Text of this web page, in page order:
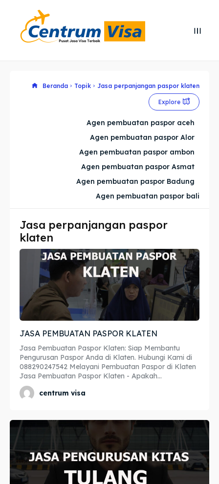
Cari
Cari
Explore our destinations
Imta
Legalisir
Apostille
Penerjemah
Asuransi
Blog
Explore our destinations
Imta
Legalisir
Apostille
Penerjemah
Asuransi
Blog
Beranda Topik Jasa perpanjangan paspor klaten
Explore
Agen pembuatan paspor aceh
Agen pembuatan paspor Alor
Agen pembuatan paspor ambon
Agen pembuatan paspor Asmat
Agen pembuatan paspor Badung
Agen pembuatan paspor bali
Jasa perpanjangan paspor
klaten
JASA PEMBUATAN PASPOR KLATEN
Jasa Pembuatan Paspor Klaten: Siap Membantu
Pengurusan Paspor Anda di Klaten. Hubungi Kami di
088290247542 Melayani Pembuatan Paspor di Klaten
Jasa Pembuatan Paspor Klaten - Apakah...
centrum visa